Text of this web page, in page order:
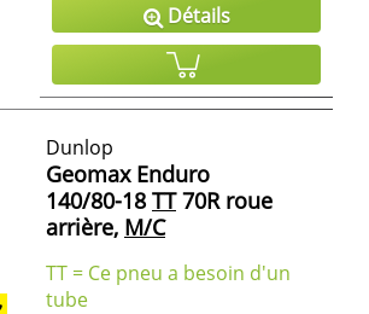
Détails
Dunlop
Geomax Enduro
140/80-18 TT70R roue
arrière, M/C
TT = Ce pneu a besoin d'un
tube